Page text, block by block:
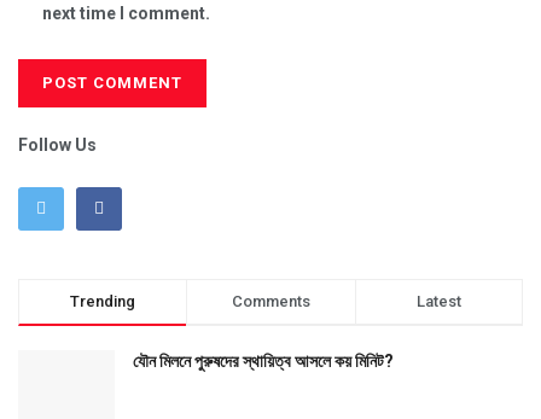
next time I comment.
Follow Us
Trending Comments Latest
যৌন মিলনে পুরুষদের স্থায়িত্ব আসলে কয় মিনিট?